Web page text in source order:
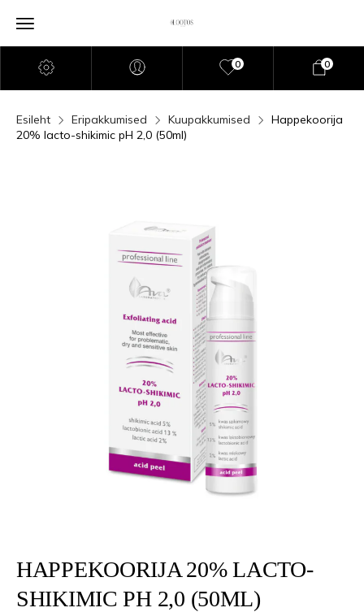
0 0
Esileht Eripakkumised Kuupakkumised
Happekoorija
20% lacto-shikimic pH 2,0 (50ml)
HAPPEKOORIJA 20% LACTO-
SHIKIMIC PH 2,0 (50ML)